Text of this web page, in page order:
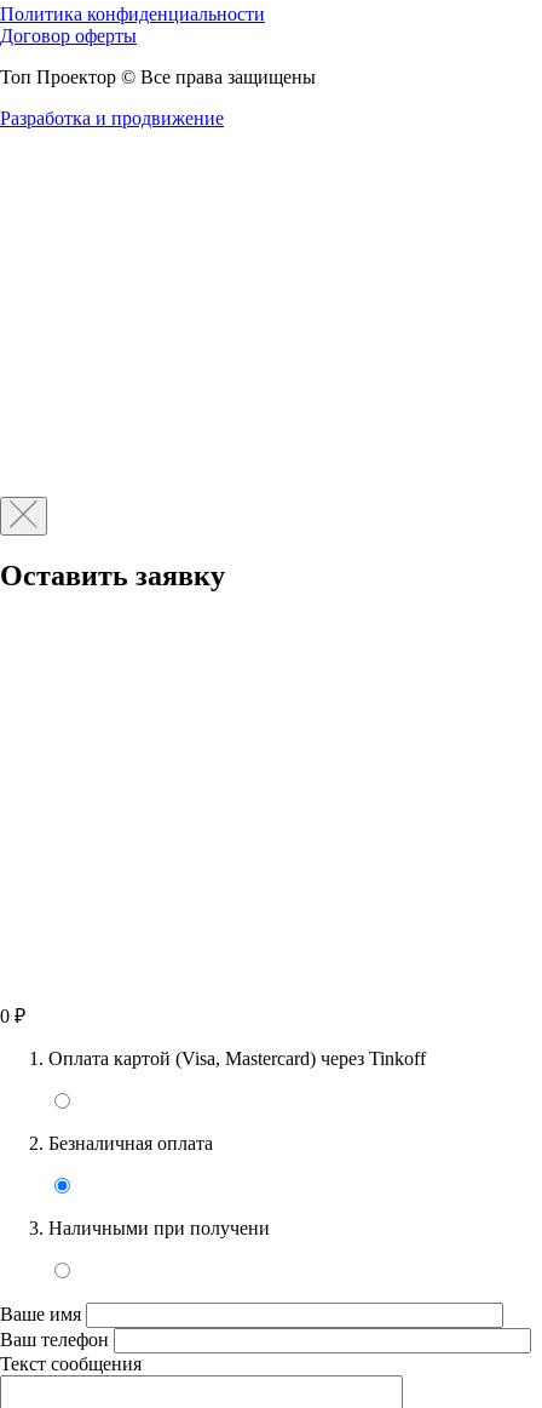
Политика конфиденциальности
Договор оферты
Топ Проектор © Все права защищены
Разработка и продвижение
Оставить заявку
0 ₽
Оплата картой (Visa, Mastercard) через Tinkoff
Безналичная оплата
Наличными при получени
Ваше имя
Ваш телефон
Текст сообщения